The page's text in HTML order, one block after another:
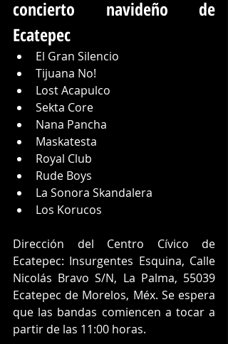
concierto navideño de
Ecatepec
El Gran Silencio
Tijuana No!
Lost Acapulco
Sekta Core
Nana Pancha
Maskatesta
Royal Club
Rude Boys
La Sonora Skandalera
Los Korucos
Dirección del Centro Cívico de
Ecatepec: Insurgentes Esquina, Calle
Nicolás Bravo S/N, La Palma, 55039
Ecatepec de Morelos, Méx. Se espera
que las bandas comiencen a tocar a
partir de las 11:00 horas.